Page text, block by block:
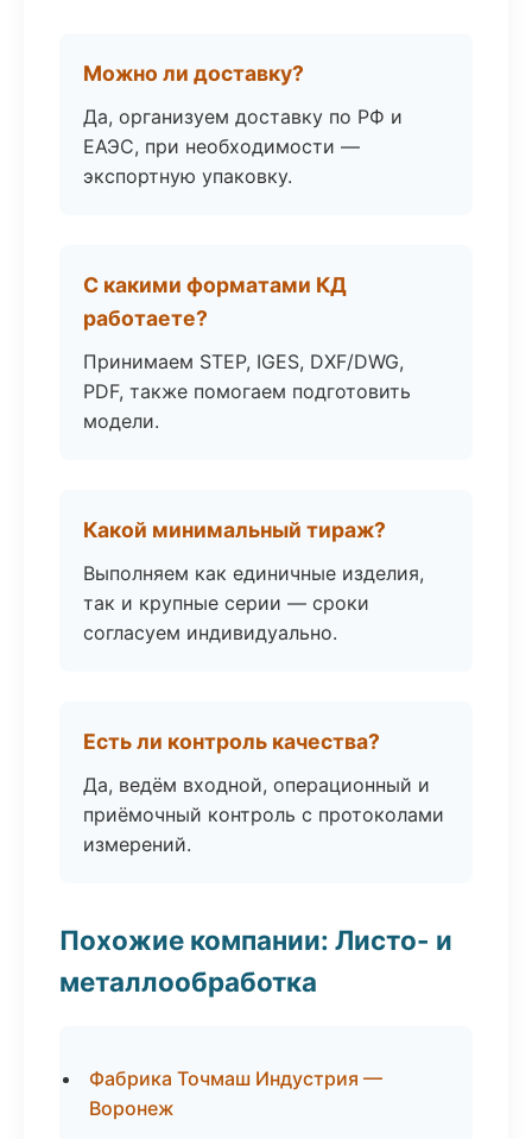
Можно ли доставку?
Да, организуем доставку по РФ и
ЕАЭС, при необходимости —
экспортную упаковку.
С какими форматами КД
работаете?
Принимаем STEP, IGES, DXF/DWG,
PDF, также помогаем подготовить
модели.
Какой минимальный тираж?
Выполняем как единичные изделия,
так и крупные серии — сроки
согласуем индивидуально.
Есть ли контроль качества?
Да, ведём входной, операционный и
приёмочный контроль с протоколами
измерений.
Похожие компании: Листо- и
металлообработка
Фабрика Точмаш Индустрия —
Воронеж